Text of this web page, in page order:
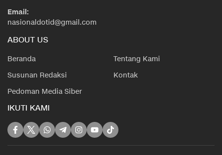
Email:
nasionaldotid@gmail.com
ABOUT US
Beranda
Tentang Kami
Susunan Redaksi
Kontak
Pedoman Media Siber
IKUTI KAMI